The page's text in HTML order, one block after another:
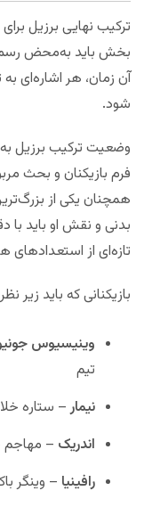
ترکیب نهایی برزیل
بخش باید به‌محض
آن زمان، هر اشاره‌ای
شود.
وضعیت ترکیب
فرم بازیکنان و بحث
همچنان یکی از
بدنی و نقش او باید
تازه‌ای از استعدادهای
بازیکنانی که باید زیر
وینیسیوس
تیم
نیمار– ستاره
اندریک – مهاجم
رافینیا – وینگر